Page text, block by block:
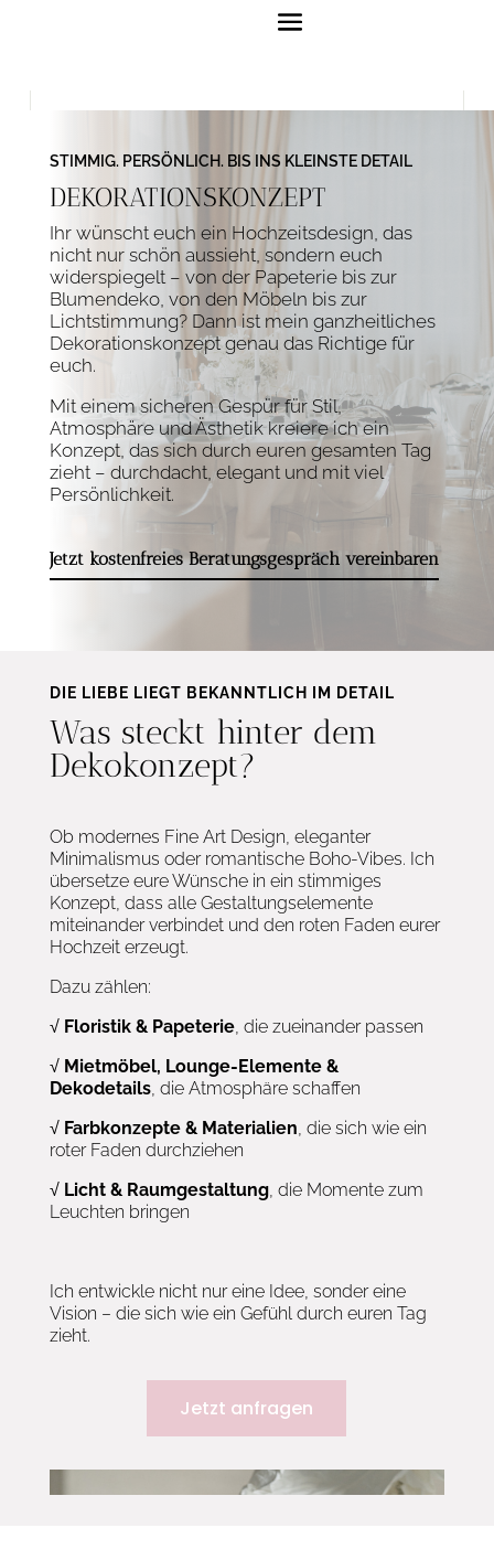
STIMMIG. PERSÖNLICH. BIS INS KLEINSTE DETAIL
DEKORATIONSKONZEPT
Ihr wünscht euch ein Hochzeitsdesign, das
nicht nur schön aussieht, sondern euch
widerspiegelt – von der Papeterie bis zur
Blumendeko, von den Möbeln bis zur
Lichtstimmung? Dann ist mein ganzheitliches
Dekorationskonzept genau das Richtige für
euch.
Mit einem sicheren Gespür für Stil,
Atmosphäre und Ästhetik kreiere ich ein
Konzept, das sich durch euren gesamten Tag
zieht – durchdacht, elegant und mit viel
Persönlichkeit.
Jetzt kostenfreies Beratungsgespräch vereinbaren
DIE LIEBE LIEGT BEKANNTLICH IM DETAIL
Was steckt hinter dem
Dekokonzept?
Ob modernes Fine Art Design, eleganter
Minimalismus oder romantische Boho-Vibes. Ich
übersetze eure Wünsche in ein stimmiges
Konzept, dass alle Gestaltungselemente
miteinander verbindet und den roten Faden eurer
Hochzeit erzeugt.
Dazu zählen:
√ Floristik & Papeterie, die zueinander passen
√ Mietmöbel, Lounge-Elemente &
Dekodetails, die Atmosphäre schaffen
√ Farbkonzepte & Materialien, die sich wie ein
roter Faden durchziehen
√ Licht & Raumgestaltung, die Momente zum
Leuchten bringen
Ich entwickle nicht nur eine Idee, sonder eine
Vision – die sich wie ein Gefühl durch euren Tag
zieht.
Jetzt anfragen